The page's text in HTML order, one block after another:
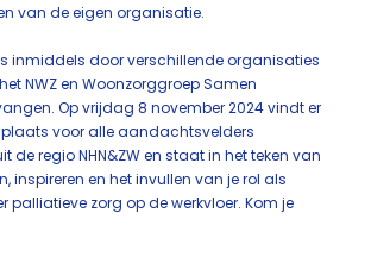
van de eigen organisatie.
inmiddels door verschillende organisaties
NWZ en Woonzorggroep Samen
Op vrijdag 8 november 2024 vindt er
voor alle aandachtsvelders
de regio NHN&ZW en staat in het teken van
inspireren en het invullen van je rol als
zorg op de werkvloer. Kom je